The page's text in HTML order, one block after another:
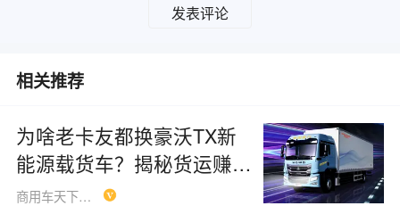
发表评论
相关推荐
为啥老卡友都换豪沃TX新
能源载货车？揭秘货运赚钱
底层逻辑商用车天下Syc